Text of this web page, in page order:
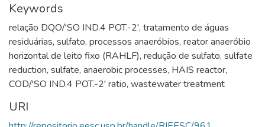
Keywords
relação DQO/'SO IND.4 POT.-2', tratamento de águas
residuárias, sulfato, processos anaeróbios, reator anaeróbio
horizontal de leito fixo (RAHLF), redução de sulfato, sulfate
reduction, sulfate, anaerobic processes, HAIS reactor,
COD/'SO IND.4 POT.-2' ratio, wastewater treatment
URI